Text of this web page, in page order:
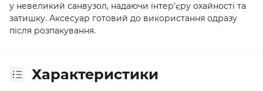
у невеликий санвузол, надаючи інтер'єру охайності та
затишку. Аксесуар готовий до використання одразу
після розпакування.
Характеристики